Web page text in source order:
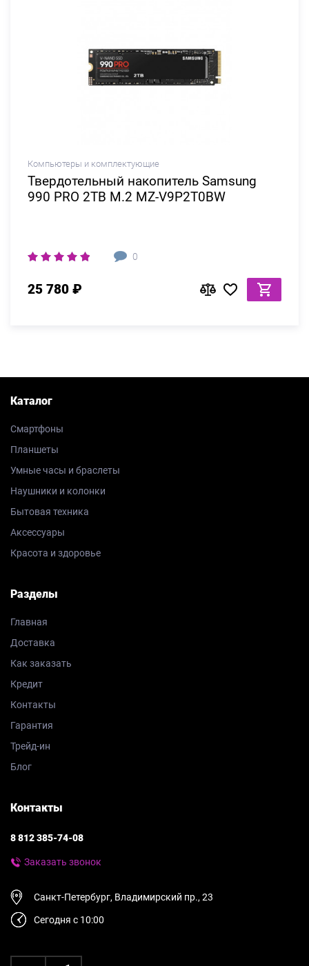
Компьютеры и комплектующие
Твердотельный накопитель Samsung
990 PRO 2TB M.2 MZ-V9P2T0BW
0
25 780 ₽
Каталог
Смартфоны
Планшеты
Умные часы и браслеты
Наушники и колонки
Бытовая техника
Аксессуары
Красота и здоровье
Разделы
Главная
Доставка
Как заказать
Кредит
Контакты
Гарантия
Трейд-ин
Блог
Контакты
8 812 385-74-08
Заказать звонок
Санкт-Петербург, Владимирский пр., 23
Сегодня с 10:00